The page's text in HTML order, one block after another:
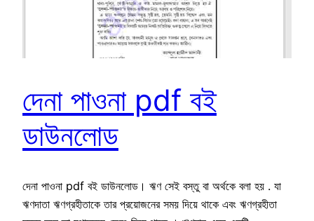
দেনা পাওনা pdf বই
ডাউনলোড
দেনা পাওনা pdf বই ডাউনলোড। ঋণ সেই বস্তু বা অর্থকে বলা হয় . যা
ঋণদাতা ঋণগ্রহীতাকে তার প্রয়োজনের সময় দিয়ে থাকে এবং ঋণগ্রহীতা